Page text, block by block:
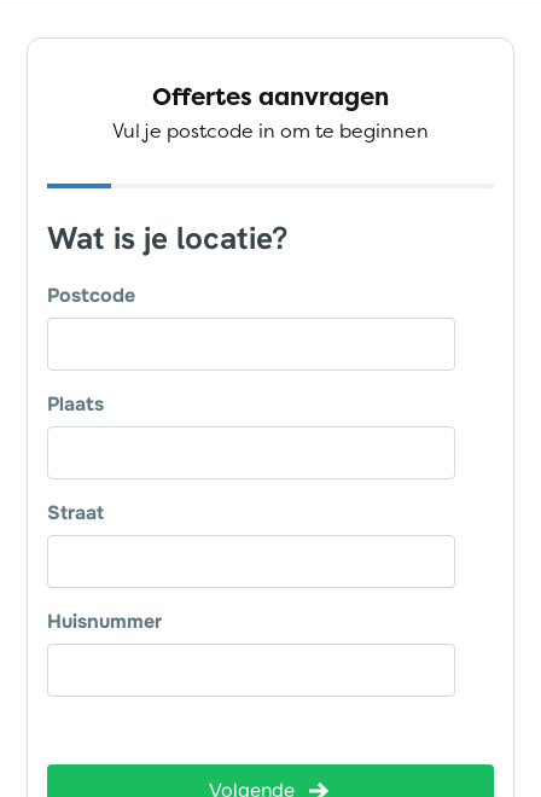
Offertes aanvragen
Vul je postcode in om te beginnen